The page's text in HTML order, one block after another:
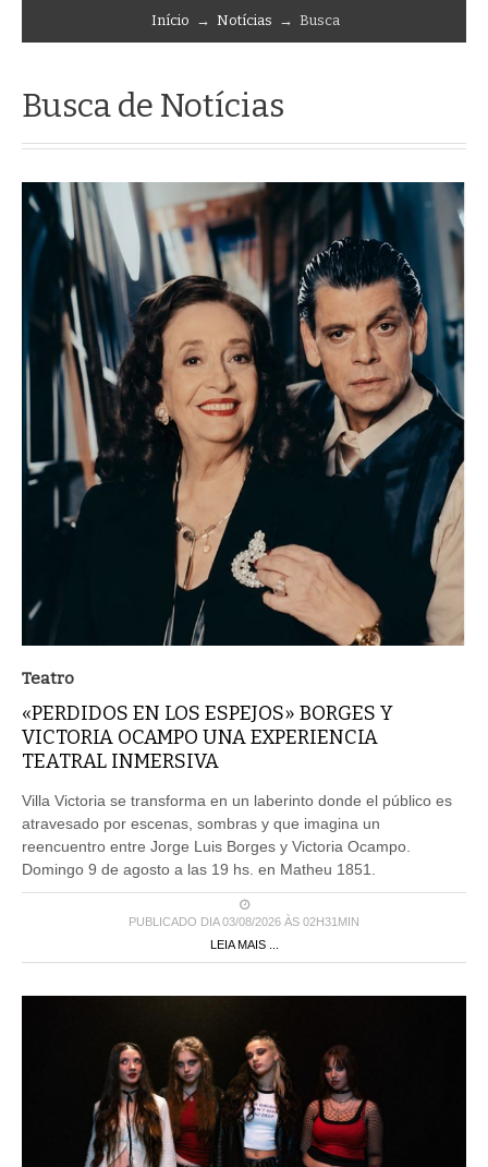
Início → Notícias → Busca
Busca de Notícias
Teatro
«PERDIDOS EN LOS ESPEJOS» BORGES Y
VICTORIA OCAMPO UNA EXPERIENCIA
TEATRAL INMERSIVA
Villa Victoria se transforma en un laberinto donde el público es
atravesado por escenas, sombras y que imagina un
reencuentro entre Jorge Luis Borges y Victoria Ocampo.
Domingo 9 de agosto a las 19 hs. en Matheu 1851.
PUBLICADO DIA 03/08/2026 ÀS 02H31MIN
LEIA MAIS ...